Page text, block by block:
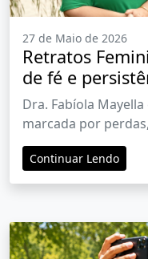
27 de Maio de 2026
Retratos
de fé e
maternidade
Dra. Fabíola
marcada por
mãe
Continuar Lendo